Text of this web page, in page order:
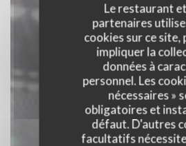
Le restaurant
partenaires
cookies sur ce site,
impliquer la
données à
personnel. Les
nécessaires »
obligatoires et
défaut. D'autres
facultatifs